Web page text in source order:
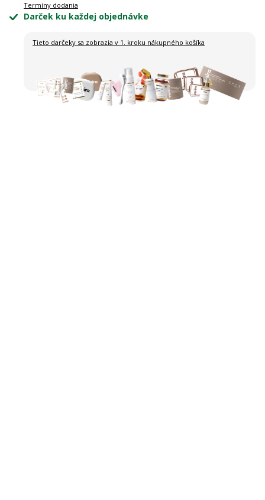
Termíny dodania
Darček ku každej objednávke
Tieto darčeky sa zobrazia v 1. kroku nákupného košíka